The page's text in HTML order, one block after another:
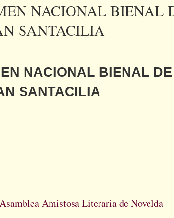
NACIONAL BIENAL
SANTACILIA
NACIONAL BIENAL
SANTACILIA
Amistosa Literaria de Novelda